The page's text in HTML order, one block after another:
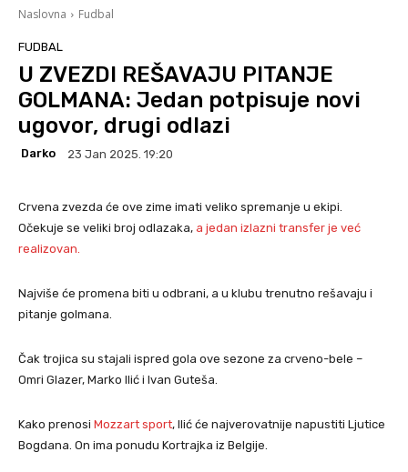
Naslovna Fudbal
FUDBAL
U ZVEZDI REŠAVAJU PITANJE
GOLMANA: Jedan potpisuje novi
ugovor, drugi odlazi
Darko 23 Jan 2025. 19:20
Crvena zvezda će ove zime imati veliko spremanje u ekipi.
Očekuje se veliki broj odlazaka, a jedan izlazni transfer je već
realizovan.
Najviše će promena biti u odbrani, a u klubu trenutno rešavaju i
pitanje golmana.
Čak trojica su stajali ispred gola ove sezone za crveno-bele –
Omri Glazer, Marko Ilić i Ivan Guteša.
Kako prenosi Mozzart sport, Ilić će najverovatnije napustiti Ljutice
Bogdana. On ima ponudu Kortrajka iz Belgije.